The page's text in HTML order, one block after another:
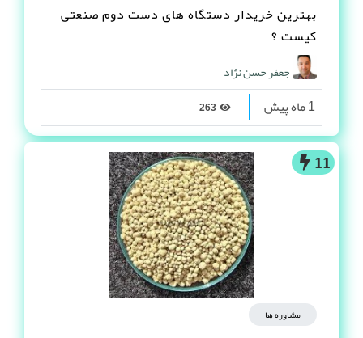
بهترین خریدار دستگاه های دست دوم صنعتی
کیست ؟
جعفر حسن نژاد
1 ماه پیش
11
مشاوره ها